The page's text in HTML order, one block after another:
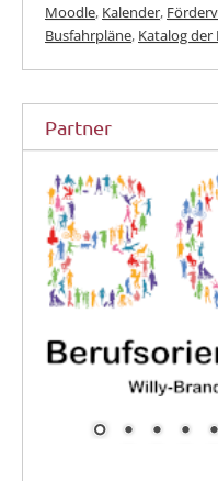
Moodle, Kalender,
Busfahrpläne, Katalog der
Partner